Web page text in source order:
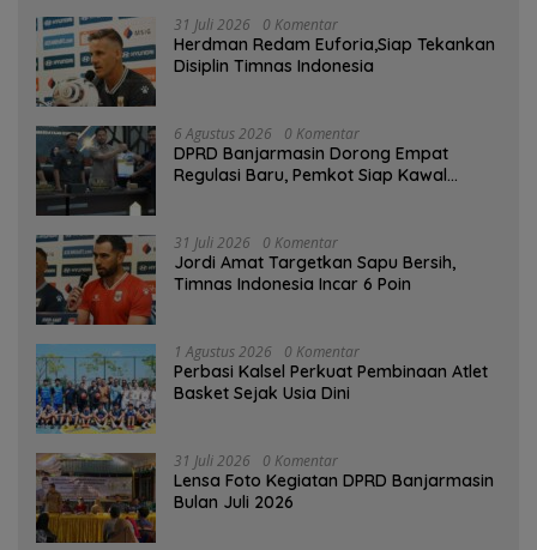
31 Juli 2026 0 Komentar
Herdman Redam Euforia,Siap Tekankan
Disiplin Timnas Indonesia
6 Agustus 2026 0 Komentar
DPRD Banjarmasin Dorong Empat
Regulasi Baru, Pemkot Siap Kawal
31 Juli 2026 0 Komentar
Jordi Amat Targetkan Sapu Bersih,
Timnas Indonesia Incar 6 Poin
1 Agustus 2026 0 Komentar
Perbasi Kalsel Perkuat Pembinaan Atlet
Basket Sejak Usia Dini
31 Juli 2026 0 Komentar
Lensa Foto Kegiatan DPRD Banjarmasin
Bulan Juli 2026